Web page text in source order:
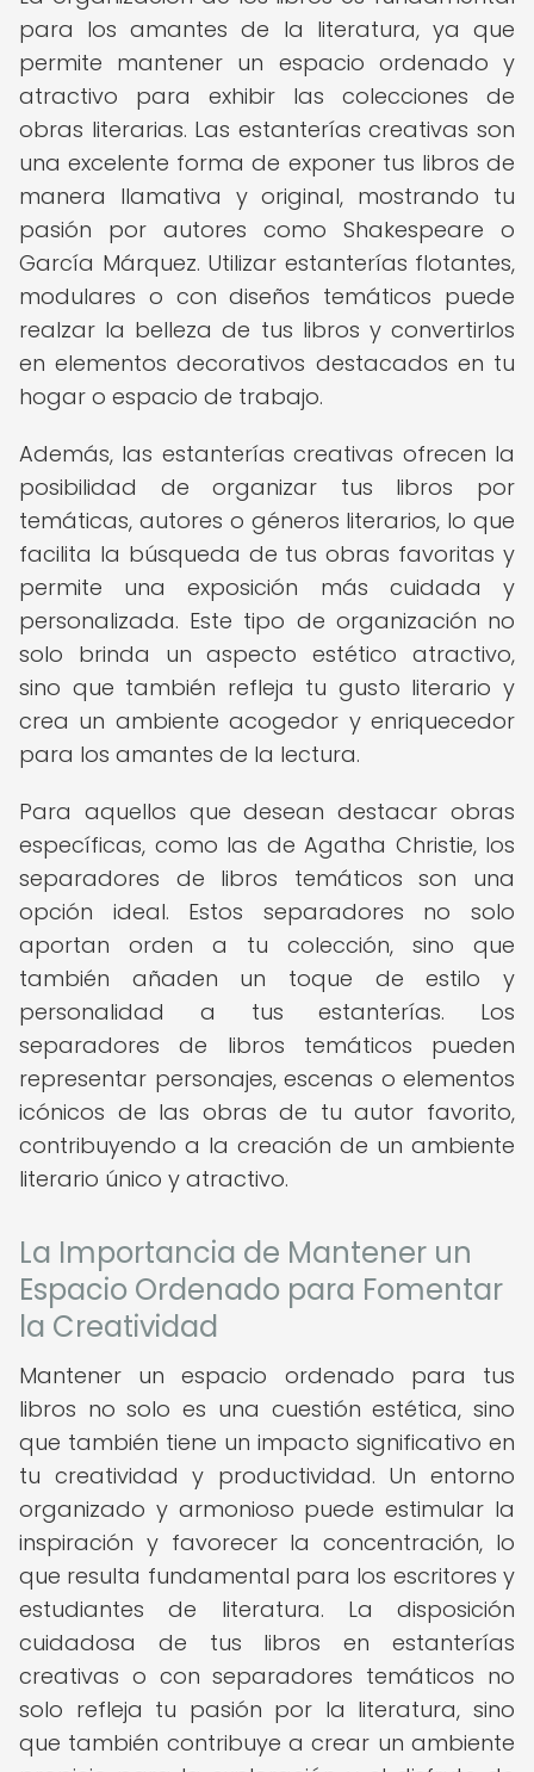
para los amantes de la literatura, ya que
permite mantener un espacio ordenado y
atractivo para exhibir las colecciones de
obras literarias. Las estanterías creativas son
una excelente forma de exponer tus libros de
manera llamativa y original, mostrando tu
pasión por autores como Shakespeare o
García Márquez. Utilizar estanterías flotantes,
modulares o con diseños temáticos puede
realzar la belleza de tus libros y convertirlos
en elementos decorativos destacados en tu
hogar o espacio de trabajo.
Además, las estanterías creativas ofrecen la
posibilidad de organizar tus libros por
temáticas, autores o géneros literarios, lo que
facilita la búsqueda de tus obras favoritas y
permite una exposición más cuidada y
personalizada. Este tipo de organización no
solo brinda un aspecto estético atractivo,
sino que también refleja tu gusto literario y
crea un ambiente acogedor y enriquecedor
para los amantes de la lectura.
Para aquellos que desean destacar obras
específicas, como las de Agatha Christie, los
separadores de libros temáticos son una
opción ideal. Estos separadores no solo
aportan orden a tu colección, sino que
también añaden un toque de estilo y
personalidad a tus estanterías. Los
separadores de libros temáticos pueden
representar personajes, escenas o elementos
icónicos de las obras de tu autor favorito,
contribuyendo a la creación de un ambiente
literario único y atractivo.
La Importancia de Mantener un
Espacio Ordenado para Fomentar
la Creatividad
Mantener un espacio ordenado para tus
libros no solo es una cuestión estética, sino
que también tiene un impacto significativo en
tu creatividad y productividad. Un entorno
organizado y armonioso puede estimular la
inspiración y favorecer la concentración, lo
que resulta fundamental para los escritores y
estudiantes de literatura. La disposición
cuidadosa de tus libros en estanterías
creativas o con separadores temáticos no
solo refleja tu pasión por la literatura, sino
que también contribuye a crear un ambiente